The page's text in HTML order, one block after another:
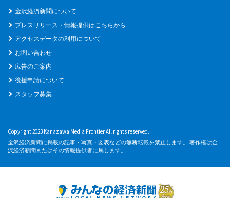
金沢経済新聞について
プレスリリース・情報提供はこちらから
アクセスデータの利用について
お問い合わせ
広告のご案内
後援申請について
スタッフ募集
Copyright 2023 Kanazawa Media Frontier All rights reserved.
金沢経済新聞に掲載の記事・写真・図表などの無断転載を禁止します。 著作権は金
沢経済新聞またはその情報提供者に属します。